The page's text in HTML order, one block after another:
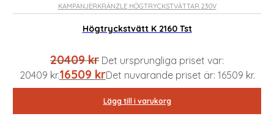
KAMPANJERKRÄNZLE HÖGTRYCKSTVÄTTAR 230V
Högtryckstvätt K 2160 Tst
20409kr Det ursprungliga priset var:
20409 kr.16509 krDet nuvarande priset är: 16509 kr.
Lägg till i varukorg